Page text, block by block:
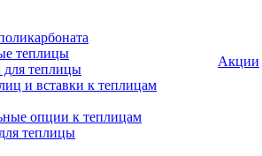
теплицы
теплицы
и вставки к теплицам
опции к теплицам
теплицы
Акции